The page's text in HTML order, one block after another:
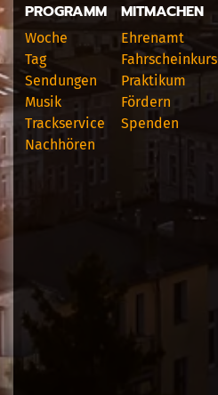
PROGRAMM
Woche
Tag
Sendungen
Musik
Trackservice
Nachhören
MITMACHEN
Ehrenamt
Fahrscheinkurs
Praktikum
Fördern
Spenden